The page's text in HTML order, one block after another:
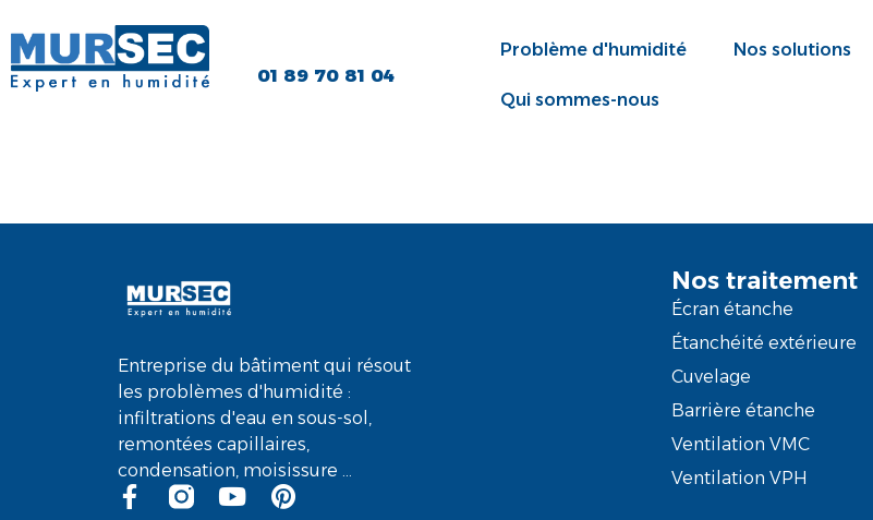
01 89 70 81 04
Problème d'humidité Nos solutions
Qui sommes-nous
Entreprise du bâtiment qui résout
les problèmes d'humidité :
infiltrations d'eau en sous-sol,
remontées capillaires,
condensation, moisissure ...
Nos traitement
Écran étanche
Étanchéité extérieure
Cuvelage
Barrière étanche
Ventilation VMC
Ventilation VPH